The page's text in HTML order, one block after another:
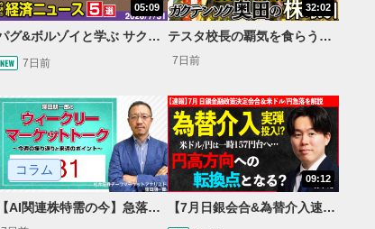
05:09
パグ&ボルゾイと学ぶ サクッとマーケット解説#111
7日前
32:02
テスタ校長の覇気を食らう！ガクテンソク奥田 松井証券 ～テスタの魔法株学校Part3～ #3
7日前
コラム
【AI関連株特需の今】急落局面と決算による急騰、31日の急反発
09:12
【7月日銀会合&為替介入速報】一時 米ドル/円157円台へ…円高方向への転換点となるか＜速報・展望＞